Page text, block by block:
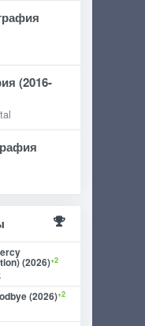
(2016-
(2026)+2
(2026)+2